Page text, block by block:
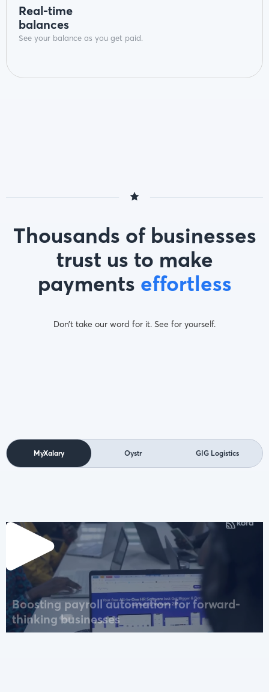
Real-time
balances
See your balance as you get paid.
Thousands of businesses
trust us to make
payments effortless
Don’t take our word for it. See for yourself.
MyXalary Oystr GIG Logistics
Boosting payroll automation for forward-
thinking businesses